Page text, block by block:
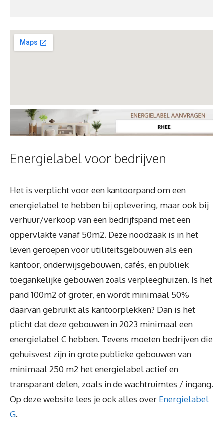
Energielabel voor bedrijven
Het is verplicht voor een kantoorpand om een
energielabel te hebben bij oplevering, maar ook bij
verhuur/verkoop van een bedrijfspand met een
oppervlakte vanaf 50m2. Deze noodzaak is in het
leven geroepen voor utiliteitsgebouwen als een
kantoor, onderwijsgebouwen, cafés, en publiek
toegankelijke gebouwen zoals verpleeghuizen. Is het
pand 100m2 of groter, en wordt minimaal 50%
daarvan gebruikt als kantoorplekken? Dan is het
plicht dat deze gebouwen in 2023 minimaal een
energielabel C hebben. Tevens moeten bedrijven die
gehuisvest zijn in grote publieke gebouwen van
minimaal 250 m2 het energielabel actief en
transparant delen, zoals in de wachtruimtes / ingang.
Op deze website lees je ook alles over Energielabel
G.